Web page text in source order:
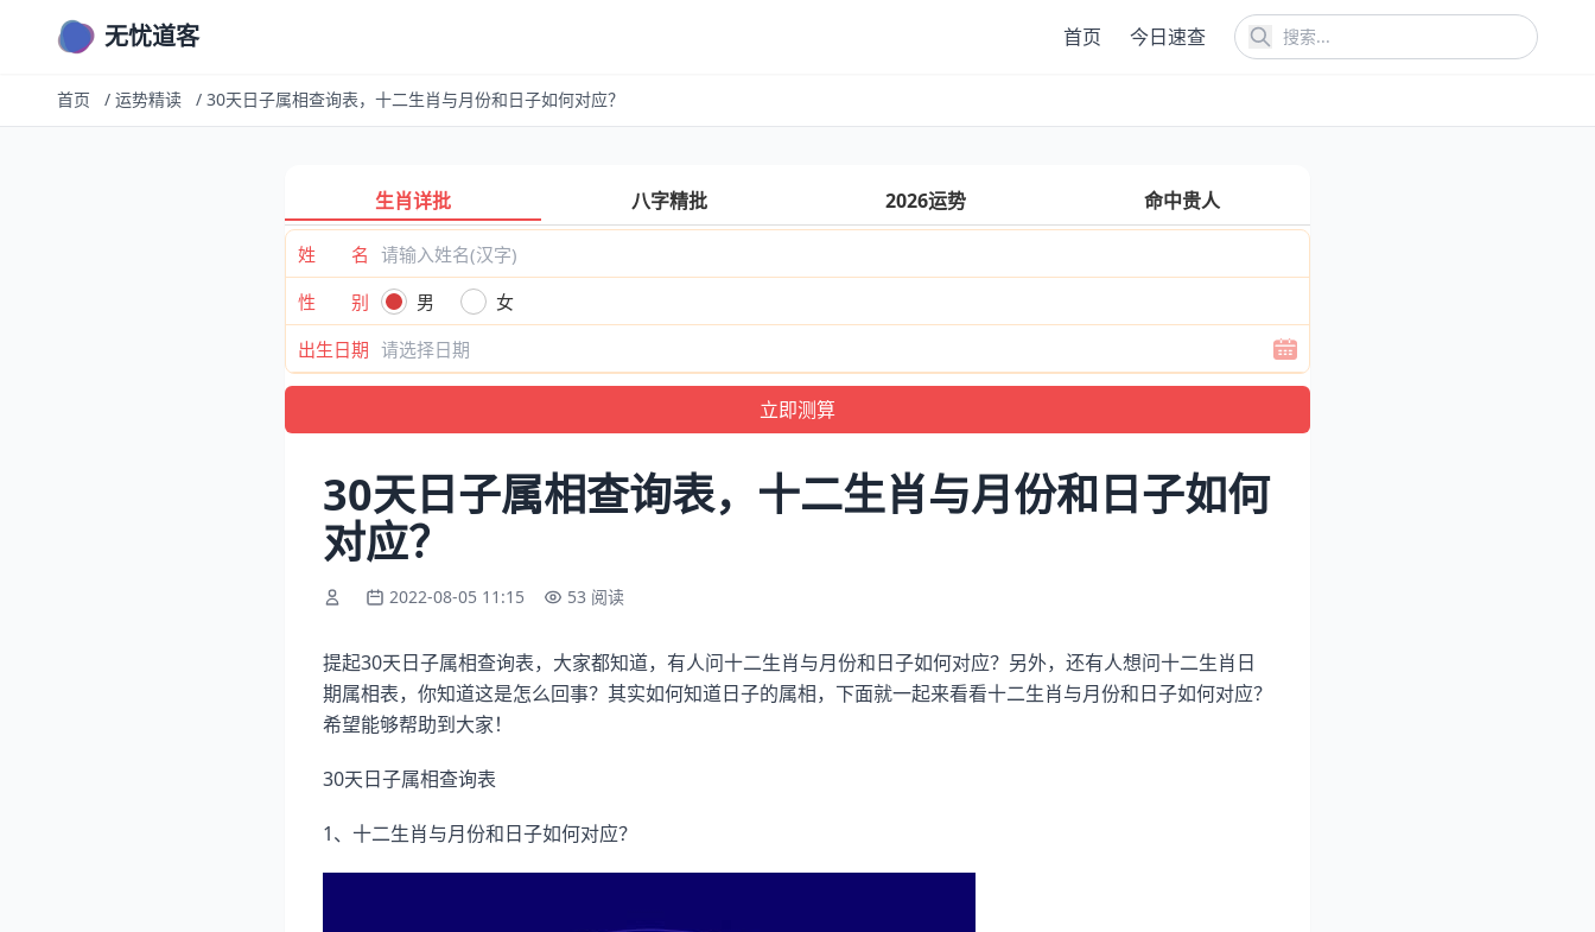
无忧道客 首页 今日速查
首页 / 运势精读 / 30天日子属相查询表，十二生肖与月份和日子如何对应？
生肖详批 八字精批 2026运势 命中贵人
姓 名
性 别
男
女
出生日期
30天日子属相查询表，十二生肖与月份和日子如何
对应？
2022-08-05 11:15 53 阅读
提起30天日子属相查询表，大家都知道，有人问十二生肖与月份和日子如何对应？另外，还有人想问十二生肖日
期属相表，你知道这是怎么回事？其实如何知道日子的属相，下面就一起来看看十二生肖与月份和日子如何对应？
希望能够帮助到大家！
30天日子属相查询表
1、十二生肖与月份和日子如何对应？